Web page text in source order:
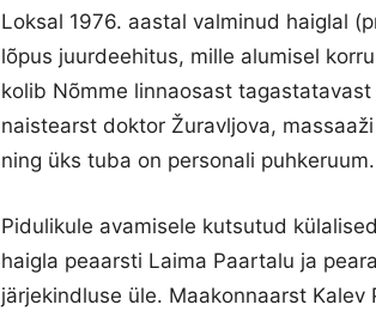
Loksal 1976. aastal valminud haiglal
lõpus juurdeehitus, mille alumisel
kolib Nõmme linnaosast
naistearst doktor Žuravljova,
ning üks tuba on personali puhkeruum.
Pidulikule avamisele kutsutud
haigla peaarsti Laima Paartalu ja
järjekindluse üle. Maakonnaarst